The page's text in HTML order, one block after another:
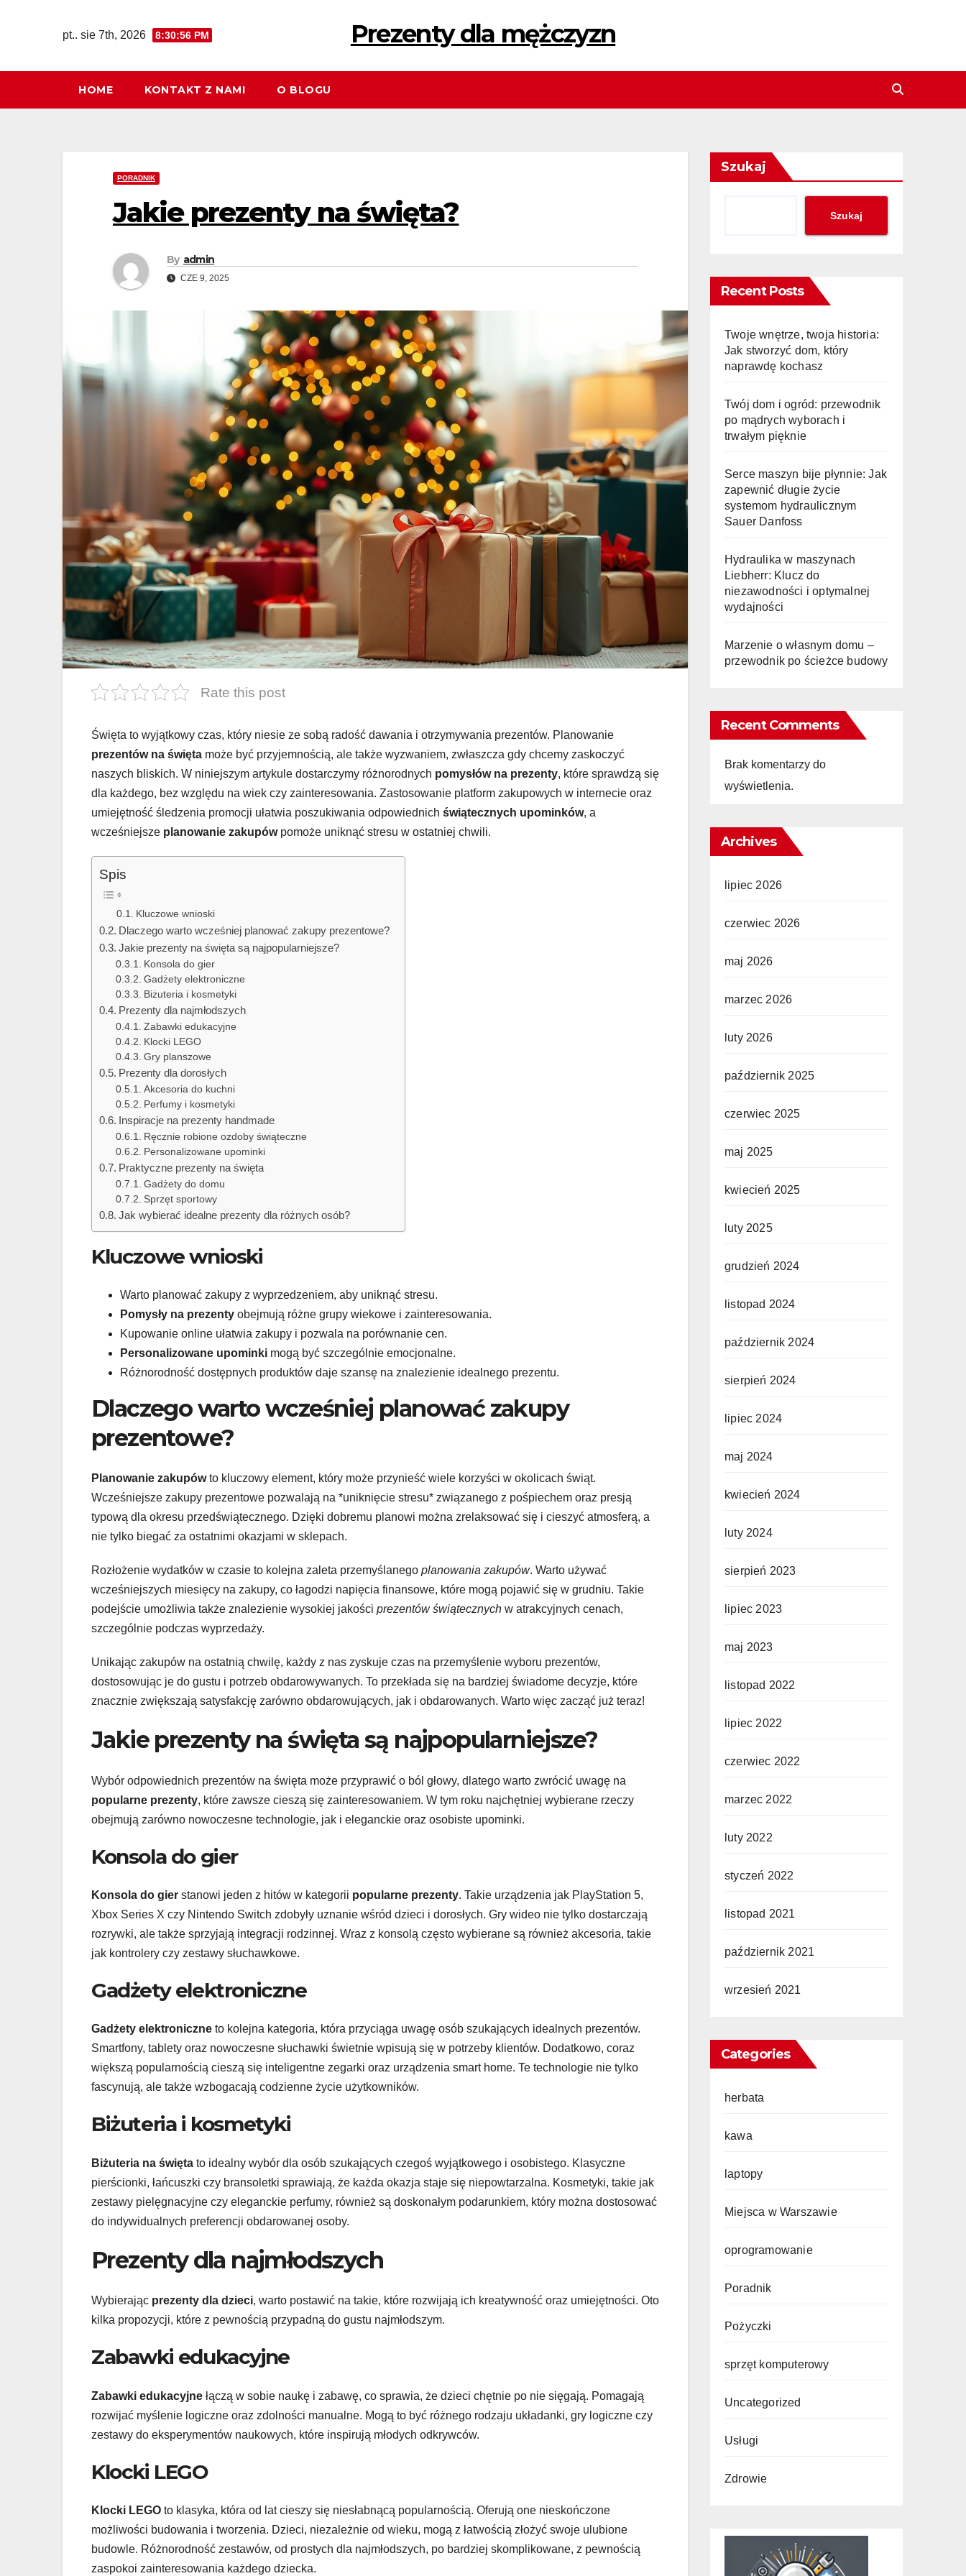
pt.. sie 7th, 2026 8:30:58 PM Prezenty dla mężczyzn
HOME KONTAKT Z NAMI O BLOGU
PORADNIK
Jakie prezenty na święta?
By admin
CZE 9, 2025
Rate this post
Święta to wyjątkowy czas, który niesie ze sobą radość dawania i otrzymywania prezentów. Planowanie
prezentów na święta może być przyjemnością, ale także wyzwaniem, zwłaszcza gdy chcemy zaskoczyć
naszych bliskich. W niniejszym artykule dostarczymy różnorodnych pomysłów na prezenty, które sprawdzą się
dla każdego, bez względu na wiek czy zainteresowania. Zastosowanie platform zakupowych w internecie oraz
umiejętność śledzenia promocji ułatwia poszukiwania odpowiednich świątecznych upominków, a
wcześniejsze planowanie zakupówpomoże uniknąć stresu w ostatniej chwili.
Spis
Kluczowe wnioski
Dlaczego warto wcześniej planować zakupy prezentowe?
Jakie prezenty na święta są najpopularniejsze?
Konsola do gier
Gadżety elektroniczne
Biżuteria i kosmetyki
Prezenty dla najmłodszych
Zabawki edukacyjne
Klocki LEGO
Gry planszowe
Prezenty dla dorosłych
Akcesoria do kuchni
Perfumy i kosmetyki
Inspiracje na prezenty handmade
Ręcznie robione ozdoby świąteczne
Personalizowane upominki
Praktyczne prezenty na święta
Gadżety do domu
Sprzęt sportowy
Jak wybierać idealne prezenty dla różnych osób?
Kluczowe wnioski
Warto planować zakupy z wyprzedzeniem, aby uniknąć stresu.
Pomysły na prezenty obejmują różne grupy wiekowe i zainteresowania.
Kupowanie online ułatwia zakupy i pozwala na porównanie cen.
Personalizowane upominki mogą być szczególnie emocjonalne.
Różnorodność dostępnych produktów daje szansę na znalezienie idealnego prezentu.
Dlaczego warto wcześniej planować zakupy
prezentowe?
Planowanie zakupówto kluczowy element, który może przynieść wiele korzyści w okolicach świąt.
Wcześniejsze zakupy prezentowe pozwalają na *uniknięcie stresu* związanego z pośpiechem oraz presją
typową dla okresu przedświątecznego. Dzięki dobremu planowi można zrelaksować się i cieszyć atmosferą, a
nie tylko biegać za ostatnimi okazjami w sklepach.
Rozłożenie wydatków w czasie to kolejna zaleta przemyślanego planowania zakupów. Warto używać
wcześniejszych miesięcy na zakupy, co łagodzi napięcia finansowe, które mogą pojawić się w grudniu. Takie
podejście umożliwia także znalezienie wysokiej jakości prezentów świątecznych w atrakcyjnych cenach,
szczególnie podczas wyprzedaży.
Unikając zakupów na ostatnią chwilę, każdy z nas zyskuje czas na przemyślenie wyboru prezentów,
dostosowując je do gustu i potrzeb obdarowywanych. To przekłada się na bardziej świadome decyzje, które
znacznie zwiększają satysfakcję zarówno obdarowujących, jak i obdarowanych. Warto więc zacząć już teraz!
Jakie prezenty na święta są najpopularniejsze?
Wybór odpowiednich prezentów na święta może przyprawić o ból głowy, dlatego warto zwrócić uwagę na
popularne prezenty, które zawsze cieszą się zainteresowaniem. W tym roku najchętniej wybierane rzeczy
obejmują zarówno nowoczesne technologie, jak i eleganckie oraz osobiste upominki.
Konsola do gier
Konsola do gier stanowi jeden z hitów w kategorii popularne prezenty. Takie urządzenia jak PlayStation 5,
Xbox Series X czy Nintendo Switch zdobyły uznanie wśród dzieci i dorosłych. Gry wideo nie tylko dostarczają
rozrywki, ale także sprzyjają integracji rodzinnej. Wraz z konsolą często wybierane są również akcesoria, takie
jak kontrolery czy zestawy słuchawkowe.
Gadżety elektroniczne
Gadżety elektroniczne to kolejna kategoria, która przyciąga uwagę osób szukających idealnych prezentów.
Smartfony, tablety oraz nowoczesne słuchawki świetnie wpisują się w potrzeby klientów. Dodatkowo, coraz
większą popularnością cieszą się inteligentne zegarki oraz urządzenia smart home. Te technologie nie tylko
fascynują, ale także wzbogacają codzienne życie użytkowników.
Biżuteria i kosmetyki
Biżuteria na święta to idealny wybór dla osób szukających czegoś wyjątkowego i osobistego. Klasyczne
pierścionki, łańcuszki czy bransoletki sprawiają, że każda okazja staje się niepowtarzalna. Kosmetyki, takie jak
zestawy pielęgnacyjne czy eleganckie perfumy, również są doskonałym podarunkiem, który można dostosować
do indywidualnych preferencji obdarowanej osoby.
Prezenty dla najmłodszych
Wybierając prezenty dla dzieci, warto postawić na takie, które rozwijają ich kreatywność oraz umiejętności. Oto
kilka propozycji, które z pewnością przypadną do gustu najmłodszym.
Zabawki edukacyjne
Zabawki edukacyjne łączą w sobie naukę i zabawę, co sprawia, że dzieci chętnie po nie sięgają. Pomagają
rozwijać myślenie logiczne oraz zdolności manualne. Mogą to być różnego rodzaju układanki, gry logiczne czy
zestawy do eksperymentów naukowych, które inspirują młodych odkrywców.
Klocki LEGO
Klocki LEGO to klasyka, która od lat cieszy się niesłabnącą popularnością. Oferują one nieskończone
możliwości budowania i tworzenia. Dzieci, niezależnie od wieku, mogą z łatwością złożyć swoje ulubione
budowle. Różnorodność zestawów, od prostych dla najmłodszych, po bardziej skomplikowane, z pewnością
zaspokoi zainteresowania każdego dziecka.
Szukaj
Szukaj
Recent Posts
Twoje wnętrze, twoja historia:
Jak stworzyć dom, który
naprawdę kochasz
Twój dom i ogród: przewodnik
po mądrych wyborach i
trwałym pięknie
Serce maszyn bije płynnie: Jak
zapewnić długie życie
systemom hydraulicznym
Sauer Danfoss
Hydraulika w maszynach
Liebherr: Klucz do
niezawodności i optymalnej
wydajności
Marzenie o własnym domu –
przewodnik po ścieżce budowy
Recent Comments
Brak komentarzy do
wyświetlenia.
Archives
lipiec 2026
czerwiec 2026
maj 2026
marzec 2026
luty 2026
październik 2025
czerwiec 2025
maj 2025
kwiecień 2025
luty 2025
grudzień 2024
listopad 2024
październik 2024
sierpień 2024
lipiec 2024
maj 2024
kwiecień 2024
luty 2024
sierpień 2023
lipiec 2023
maj 2023
listopad 2022
lipiec 2022
czerwiec 2022
marzec 2022
luty 2022
styczeń 2022
listopad 2021
październik 2021
wrzesień 2021
Categories
herbata
kawa
laptopy
Miejsca w Warszawie
oprogramowanie
Poradnik
Pożyczki
sprzęt komputerowy
Uncategorized
Usługi
Zdrowie